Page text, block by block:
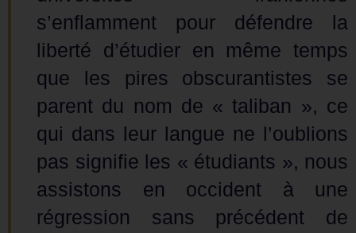
s’enflamment pour défendre la
liberté d’étudier en même temps
que les pires obscurantistes se
parent du nom de « taliban », ce
qui dans leur langue ne l’oublions
pas signifie les « étudiants », nous
assistons en occident à une
régression sans précédent de